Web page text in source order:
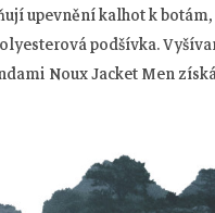
upevnění kalhot k
podšívka.
Noux Jacket Men